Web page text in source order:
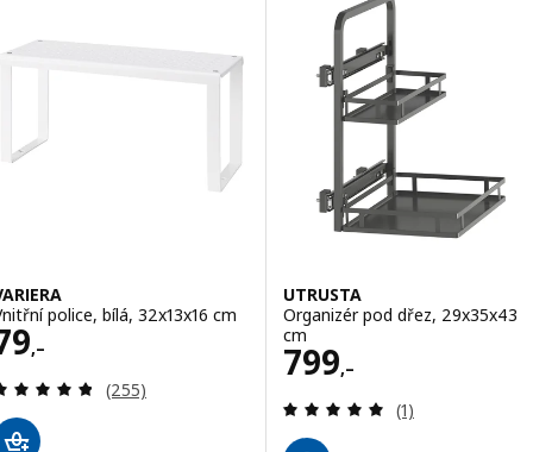
police, bílá, 32x13x16 cm
,– 79,–
Recenze: 4.8 z 5 hvězdy. Celkem recenzí:
(255)
UTRUSTA
Organizér pod dřez, 29x35x43
cm
799,–
Cena 799,–
Recenze: 5 z 5
(1)